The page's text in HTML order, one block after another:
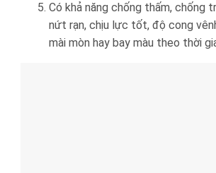
Có khả năng chống thấm, chống
nứt rạn, chịu lực tốt, độ cong
mài mòn hay bay màu theo thời